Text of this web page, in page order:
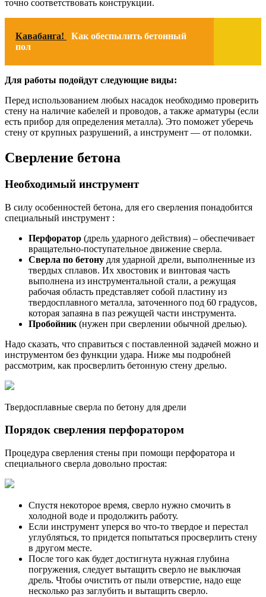
точно соответствовать конструкции.
Кавабанга!
Как обеспылить бетонный
пол
Для работы подойдут следующие виды:
Перед использованием любых насадок необходимо проверить
стену на наличие кабелей и проводов, а также арматуры (если
есть прибор для определения металла). Это поможет уберечь
стену от крупных разрушений, а инструмент — от поломки.
Сверление бетона
Необходимый инструмент
В силу особенностей бетона, для его сверления понадобится
специальный инструмент :
Перфоратор (дрель ударного действия) – обеспечивает
вращательно-поступательное движение сверла.
Сверла по бетону для ударной дрели, выполненные из
твердых сплавов. Их хвостовик и винтовая часть
выполнена из инструментальной стали, а режущая
рабочая область представляет собой пластину из
твердосплавного металла, заточенного под 60 градусов,
которая запаяна в паз режущей части инструмента.
Пробойник (нужен при сверлении обычной дрелью).
Надо сказать, что справиться с поставленной задачей можно и
инструментом без функции удара. Ниже мы подробней
рассмотрим, как просверлить бетонную стену дрелью.
Твердосплавные сверла по бетону для дрели
Порядок сверления перфоратором
Процедура сверления стены при помощи перфоратора и
специального сверла довольно простая:
Спустя некоторое время, сверло нужно смочить в
холодной воде и продолжить работу.
Если инструмент уперся во что-то твердое и перестал
углубляться, то придется попытаться просверлить стену
в другом месте.
После того как будет достигнута нужная глубина
погружения, следует вытащить сверло не выключая
дрель. Чтобы очистить от пыли отверстие, надо еще
несколько раз заглубить и вытащить сверло.